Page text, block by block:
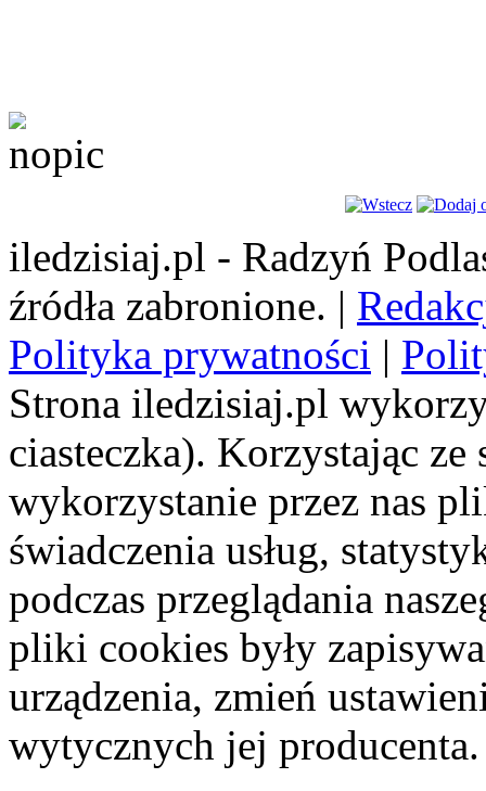
iledzisiaj.pl - Radzyń
źródła zabronione. |
Polityka prywatności |
Strona iledzisiaj.pl
ciasteczka). Korzystając
wykorzystanie przez nas
świadczenia usług,
podczas przeglądania
pliki cookies były
urządzenia, zmień
wytycznych jej producenta.